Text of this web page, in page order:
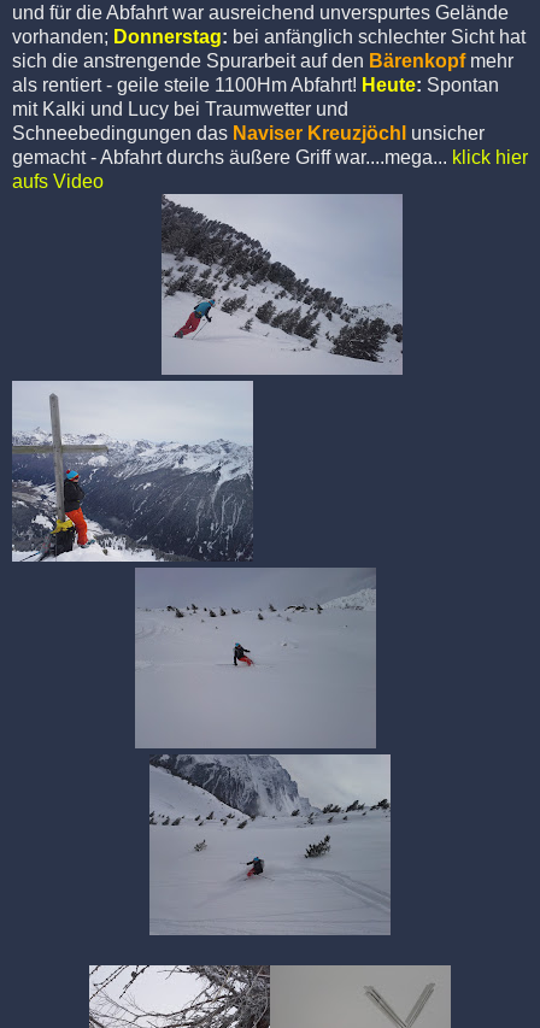
und für die Abfahrt war ausreichend unverspurtes Gelände
vorhanden; Donnerstag: bei anfänglich schlechter Sicht hat
sich die anstrengende Spurarbeit auf den Bärenkopfmehr
als rentiert - geile steile 1100Hm Abfahrt! Heute: Spontan
mit Kalki und Lucy bei Traumwetter und
Schneebedingungen das Naviser Kreuzjöchl unsicher
gemacht - Abfahrt durchs äußere Griff war....mega... klick hier
aufs Video